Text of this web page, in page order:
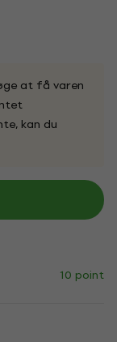
at få varen
kan du
10 point